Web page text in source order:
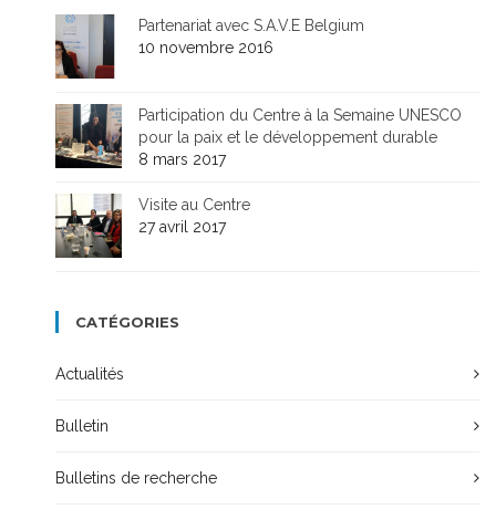
Partenariat avec S.A.V.E Belgium
10 novembre 2016
Participation du Centre à la Semaine UNESCO
pour la paix et le développement durable
8 mars 2017
Visite au Centre
27 avril 2017
CATÉGORIES
Actualités
Bulletin
Bulletins de recherche